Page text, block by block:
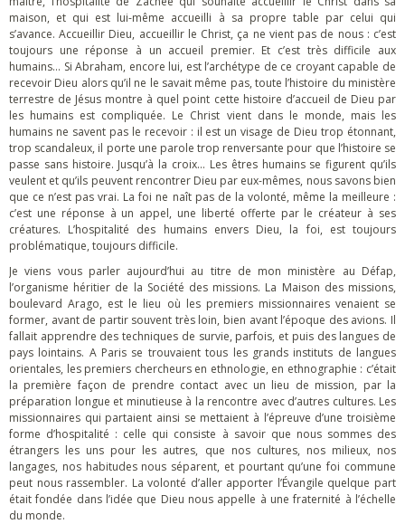
maison, et qui est lui-même accueilli à sa propre table par celui qui
s’avance. Accueillir Dieu, accueillir le Christ, ça ne vient pas de nous : c’est
toujours une réponse à un accueil premier. Et c’est très difficile aux
humains… Si Abraham, encore lui, est l’archétype de ce croyant capable de
recevoir Dieu alors qu’il ne le savait même pas, toute l’histoire du ministère
terrestre de Jésus montre à quel point cette histoire d’accueil de Dieu par
les humains est compliquée. Le Christ vient dans le monde, mais les
humains ne savent pas le recevoir : il est un visage de Dieu trop étonnant,
trop scandaleux, il porte une parole trop renversante pour que l’histoire se
passe sans histoire. Jusqu’à la croix… Les êtres humains se figurent qu’ils
veulent et qu’ils peuvent rencontrer Dieu par eux-mêmes, nous savons bien
que ce n’est pas vrai. La foi ne naît pas de la volonté, même la meilleure :
c’est une réponse à un appel, une liberté offerte par le créateur à ses
créatures. L’hospitalité des humains envers Dieu, la foi, est toujours
problématique, toujours difficile.
Je viens vous parler aujourd’hui au titre de mon ministère au Défap,
l’organisme héritier de la Société des missions. La Maison des missions,
boulevard Arago, est le lieu où les premiers missionnaires venaient se
former, avant de partir souvent très loin, bien avant l’époque des avions. Il
fallait apprendre des techniques de survie, parfois, et puis des langues de
pays lointains. A Paris se trouvaient tous les grands instituts de langues
orientales, les premiers chercheurs en ethnologie, en ethnographie : c’était
la première façon de prendre contact avec un lieu de mission, par la
préparation longue et minutieuse à la rencontre avec d’autres cultures. Les
missionnaires qui partaient ainsi se mettaient à l’épreuve d’une troisième
forme d’hospitalité : celle qui consiste à savoir que nous sommes des
étrangers les uns pour les autres, que nos cultures, nos milieux, nos
langages, nos habitudes nous séparent, et pourtant qu’une foi commune
peut nous rassembler. La volonté d’aller apporter l’Évangile quelque part
était fondée dans l’idée que Dieu nous appelle à une fraternité à l’échelle
du monde.